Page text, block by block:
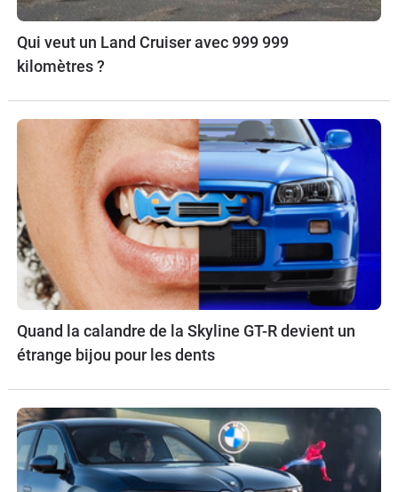
Qui veut un Land Cruiser avec 999 999
kilomètres ?
Quand la calandre de la Skyline GT-R devient un
étrange bijou pour les dents